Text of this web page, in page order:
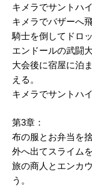
キメラでサントハ
キメラでバザーへ
騎士を倒してドロ
エンドールの武闘
大会後に宿屋に泊
える。
キメラでサントハ
第3章：
布の服とお弁当を捨
外へ出てスライム
旅の商人とエンカ
う。